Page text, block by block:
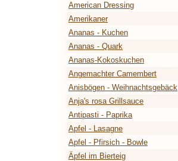
American Dressing
Amerikaner
Ananas - Kuchen
Ananas - Quark
Ananas-Kokoskuchen
Angemachter Camembert
Anisbögen - Weihnachtsgebäck
Anja's rosa Grillsauce
Antipasti - Paprika
Apfel - Lasagne
Apfel - Pfirsich - Bowle
Äpfel im Bierteig